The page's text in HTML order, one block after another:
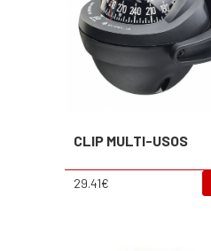
CLIP MULTI-USOS
29.41€